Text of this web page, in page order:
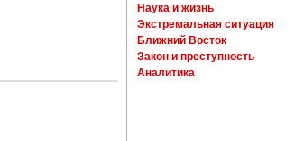
Наука и жизнь
Экстремальная ситуация
Ближний Восток
Закон и преступность
Аналитика